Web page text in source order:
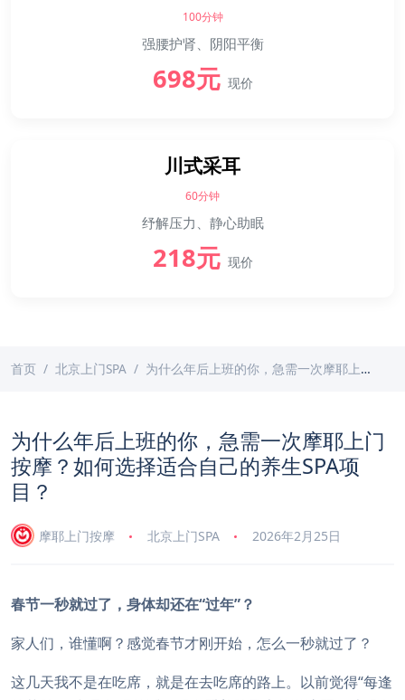
100分钟
强腰护肾、阴阳平衡
698元 现价
川式采耳
60分钟
纾解压力、静心助眠
218元 现价
首页 北京上门SPA 为什么年后上班的你，急需一次摩耶上门按摩？如何选择适合自己的养生SPA项目？
为什么年后上班的你，急需一次摩耶上门
按摩？如何选择适合自己的养生SPA项
目？
摩耶上门按摩 北京上门SPA 2026年2月25日
春节一秒就过了，身体却还在“过年”？
家人们，谁懂啊？感觉春节才刚开始，怎么一秒就过了？
这几天我不是在吃席，就是在去吃席的路上。以前觉得“每逢